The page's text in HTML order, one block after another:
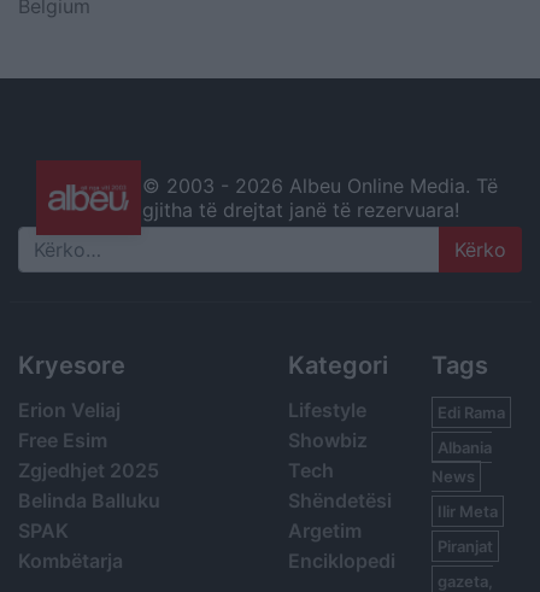
Belgium
© 2003 - 2026 Albeu Online Media. Të
gjitha të drejtat janë të rezervuara!
Search
Kryesore
Erion Veliaj
Free Esim
Zgjedhjet 2025
Belinda Balluku
SPAK
Kombëtarja
Kategori
Lifestyle
Showbiz
Tech
Shëndetësi
Argetim
Enciklopedi
Tags
Edi Rama
Albania
News
Ilir Meta
Piranjat
gazeta,